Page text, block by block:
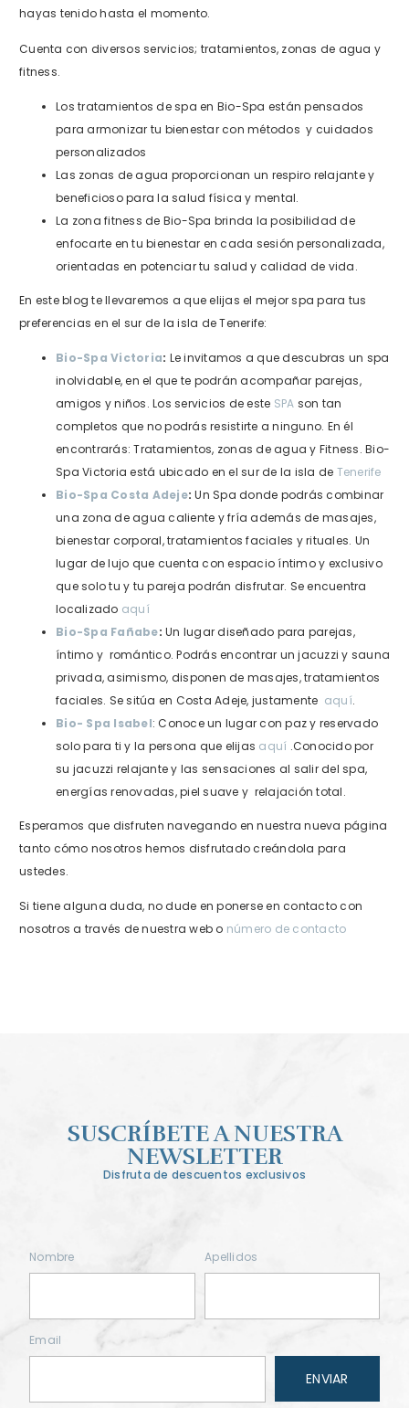
hayas tenido hasta el momento.
Cuenta con diversos servicios; tratamientos, zonas de agua y
fitness.
Los tratamientos de spa en Bio-Spa están pensados
para armonizar tu bienestar con métodos y cuidados
personalizados
Las zonas de agua proporcionan un respiro relajante y
beneficioso para la salud física y mental.
La zona fitness de Bio-Spa brinda la posibilidad de
enfocarte en tu bienestar en cada sesión personalizada,
orientadas en potenciar tu salud y calidad de vida.
En este blog te llevaremos a que elijas el mejor spa para tus
preferencias en el sur de la isla de Tenerife:
Bio-Spa Victoria: Le invitamos a que descubras un spa
inolvidable, en el que te podrán acompañar parejas,
amigos y niños. Los servicios de este SPA son tan
completos que no podrás resistirte a ninguno. En él
encontrarás: Tratamientos, zonas de agua y Fitness. Bio-
Spa Victoria está ubicado en el sur de la isla de Tenerife
Bio-Spa Costa Adeje:Un Spa donde podrás combinar
una zona de agua caliente y fría además de masajes,
bienestar corporal, tratamientos faciales y rituales. Un
lugar de lujo que cuenta con espacio íntimo y exclusivo
que solo tu y tu pareja podrán disfrutar. Se encuentra
localizado aquí
Bio-Spa Fañabe: Un lugar diseñado para parejas,
íntimo y romántico.Podrás encontrar un jacuzzi y sauna
privada, asimismo, disponen de masajes, tratamientos
faciales. Se sitúa en Costa Adeje, justamente aquí.
Bio- Spa Isabel: Conoce un lugar con paz y reservado
solo para ti y la persona que elijas aquí .Conocido por
su jacuzzi relajante y las sensaciones al salir del spa,
energías renovadas, piel suave y relajación total.
Esperamos que disfruten navegando en nuestra nueva página
tanto cómo nosotros hemos disfrutado creándola para
ustedes.
Si tiene alguna duda, no dude en ponerse en contacto con
nosotros a través de nuestra web o número de contacto
SUSCRÍBETE A NUESTRA
NEWSLETTER
Disfruta de descuentos exclusivos
Nombre Apellidos
Email